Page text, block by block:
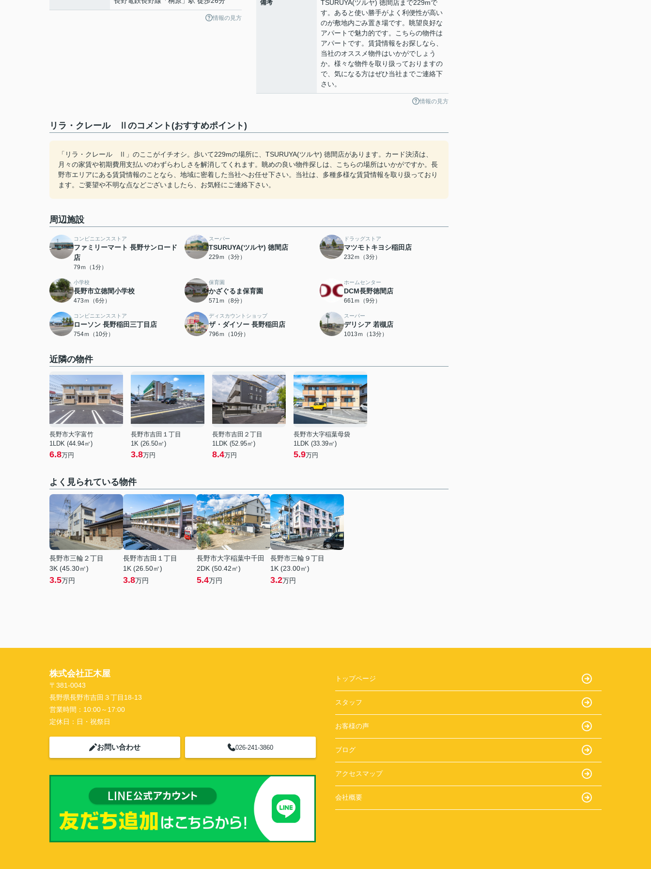
情報の見方
備考
TSURUYA(ツルヤ) 徳間店まで229mで
す。あると使い勝手がよく利便性が高い
のが敷地内ごみ置き場です。眺望良好な
アパートで魅力的です。こちらの物件は
アパートです。賃貸情報をお探しなら、
当社のオススメ物件はいかがでしょう
か。様々な物件を取り扱っておりますの
で、気になる方はぜひ当社までご連絡下
さい。
情報の見方
リラ・クレール Ⅱのコメント(おすすめポイント)
「リラ・クレール Ⅱ」のここがイチオシ。歩いて229mの場所に、TSURUYA(ツルヤ) 徳間店があります。カード決済は、
月々の家賃や初期費用支払いのわずらわしさを解消してくれます。眺めの良い物件探しは、こちらの場所はいかがですか。長
野市エリアにある賃貸情報のことなら、地域に密着した当社へお任せ下さい。当社は、多種多様な賃貸情報を取り扱っており
ます。ご要望や不明な点などございましたら、お気軽にご連絡下さい。
周辺施設
コンビニエンスストア
ファミリーマート 長野サンロード
店
79ｍ（1分）
スーパー
TSURUYA(ツルヤ) 徳間店
229ｍ（3分）
ドラッグストア
マツモトキヨシ稲田店
232ｍ（3分）
小学校
長野市立徳間小学校
473ｍ（6分）
保育園
かざぐるま保育園
571ｍ（8分）
ホームセンター
DCM長野徳間店
661ｍ（9分）
コンビニエンスストア
ローソン 長野稲田三丁目店
754ｍ（10分）
ディスカウントショップ
ザ・ダイソー 長野稲田店
796ｍ（10分）
スーパー
デリシア 若槻店
1013ｍ（13分）
近隣の物件
長野市大字富竹
1LDK (44.94㎡)
6.8万円
長野市吉田１丁目
1K (26.50㎡)
3.8万円
長野市吉田２丁目
1LDK (52.95㎡)
8.4万円
長野市大字稲葉母袋
1LDK (33.39㎡)
5.9万円
よく見られている物件
長野市三輪２丁目
3K (45.30㎡)
3.5万円
長野市吉田１丁目
1K (26.50㎡)
3.8万円
長野市大字稲葉中千田
2DK (50.42㎡)
5.4万円
長野市三輪９丁目
1K (23.00㎡)
3.2万円
株式会社正木屋
〒381-0043
長野県長野市吉田３丁目18-13
営業時間： 10:00～17:00
定休日： 日・祝祭日
お問い合わせ 026-241-3860
トップページ
スタッフ
お客様の声
ブログ
アクセスマップ
会社概要